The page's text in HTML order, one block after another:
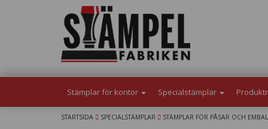
Stämplar för kontor Specialstämplar
STARTSIDA SPECIALSTÄMPLAR STÄMPLAR FÖR PÅSAR OCH